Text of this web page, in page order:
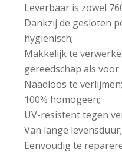
Leverbaar is zowel
Dankzij de gesloten
hygiënisch;
Makkelijk te
gereedschap als
Naadloos te verlijmen;
100% homogeen;
UV-resistent tegen
Van lange levensduur;
Eenvoudig te